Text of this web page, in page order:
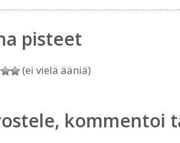
pisteet
(ei vielä ääniä)
kommentoi